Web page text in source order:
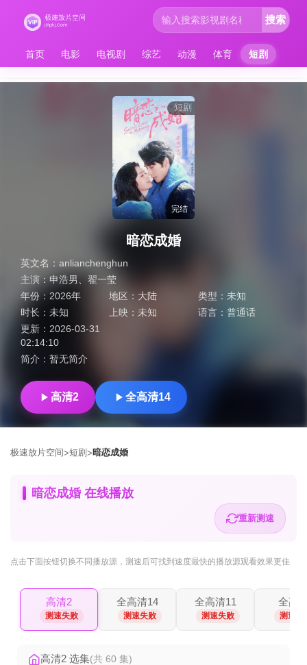
首页 电影 电视剧 综艺 动漫 体育 短剧
搜索
短剧
完结
暗恋成婚
英文名： anlianchenghun
主演： 申浩男
翟一莹
年份： 2026年 地区： 大陆 类型： 未知
时长： 未知 上映： 未知 语言： 普通话
更新： 2026-03-31
02:14:10
简介： 暂无简介
高清2 全高清14
极速放片空间>短剧 >暗恋成婚
暗恋成婚 在线播放
重新测速
点击下面按钮切换不同播放源 ，测速后可找到速度最快的播放源观看效果更佳
高清2
测速失败
全高清14
测速失败
全高清11
测速失败
全高
测速失
高清2 选集(共 60 集)